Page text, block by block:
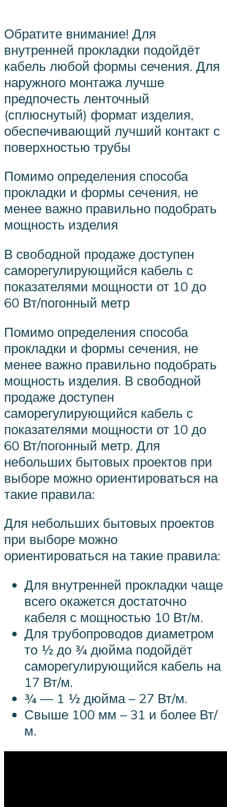
Обратите внимание! Для
внутренней прокладки подойдёт
кабель любой формы сечения. Для
наружного монтажа лучше
предпочесть ленточный
(сплюснутый) формат изделия,
обеспечивающий лучший контакт с
поверхностью трубы
Помимо определения способа
прокладки и формы сечения, не
менее важно правильно подобрать
мощность изделия
В свободной продаже доступен
саморегулирующийся кабель с
показателями мощности от 10 до
60 Вт/погонный метр
Помимо определения способа
прокладки и формы сечения, не
менее важно правильно подобрать
мощность изделия. В свободной
продаже доступен
саморегулирующийся кабель с
показателями мощности от 10 до
60 Вт/погонный метр. Для
небольших бытовых проектов при
выборе можно ориентироваться на
такие правила:
Для небольших бытовых проектов
при выборе можно
ориентироваться на такие правила:
Для внутренней прокладки чаще
всего окажется достаточно
кабеля с мощностью 10 Вт/м.
Для трубопроводов диаметром
то ½ до ¾ дюйма подойдёт
саморегулирующийся кабель на
17 Вт/м.
¾ — 1 ½ дюйма – 27 Вт/м.
Свыше 100 мм – 31 и более Вт/
м.